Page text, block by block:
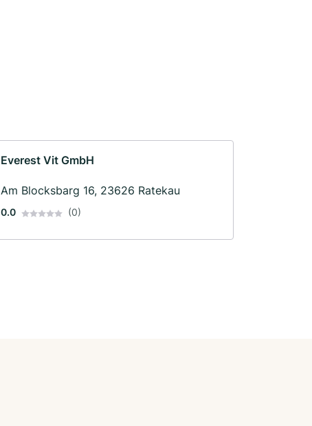
Everest Vit GmbH
Am Blocksbarg 16, 23626 Ratekau
0.0 (0)